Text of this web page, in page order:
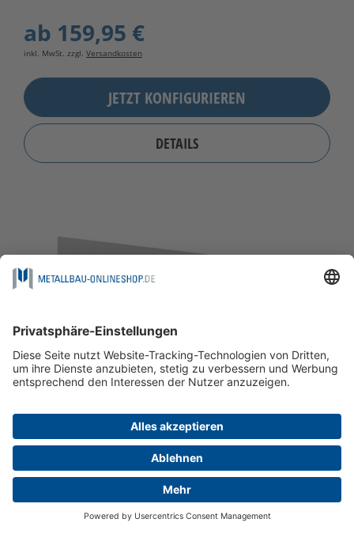
ab 159,95 €
inkl. MwSt. zzgl. Versandkosten
JETZT KONFIGURIEREN
DETAILS